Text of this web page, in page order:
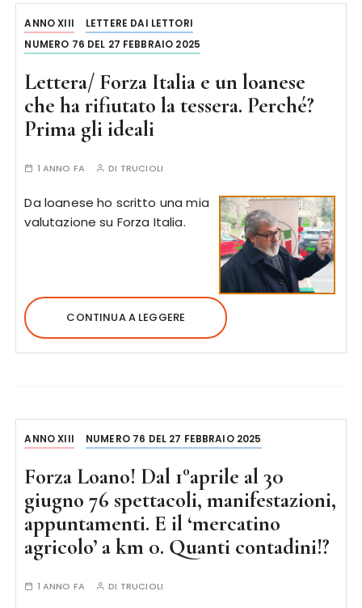
ANNO XIII
LETTERE DAI LETTORI
NUMERO 76 DEL 27 FEBBRAIO 2025
Lettera/ Forza Italia e un loanese
che ha rifiutato la tessera. Perché?
Prima gli ideali
1 ANNO FA DI TRUCIOLI
Da loanese ho scritto una mia
valutazione su Forza Italia.
CONTINUA A LEGGERE
ANNO XIII NUMERO 76 DEL 27 FEBBRAIO 2025
Forza Loano! Dal 1°aprile al 30
giugno 76 spettacoli, manifestazioni,
appuntamenti. E il ‘mercatino
agricolo’ a km 0. Quanti contadini!?
1 ANNO FA DI TRUCIOLI